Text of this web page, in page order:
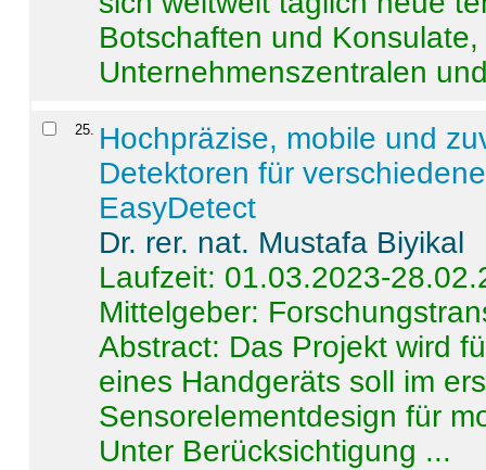
Botschaften und
Unternehmenszentralen
25. Hochpräzise, mobile und
Detektoren für
EasyDetect
Dr. rer. nat. Mustafa Biyikal
Laufzeit: 01.03.2023-
Mittelgeber:
Abstract: Das Projekt wird
eines Handgeräts soll im
Sensorelementdesign für
Unter Berücksichtigung ...